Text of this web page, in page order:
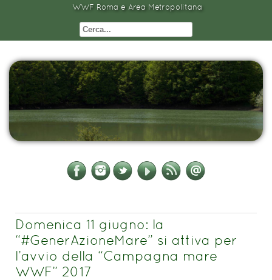
WWF Roma e Area Metropolitana
Domenica 11 giugno: la
“#GenerAzioneMare” si attiva per
l’avvio della “Campagna mare
WWF” 2017